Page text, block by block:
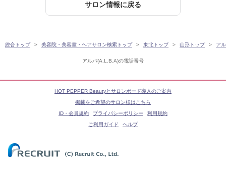
アルバ(A.L.B.A)の電話番号
サロン情報に戻る
総合トップ 美容院・美容室・ヘアサロン検索トップ 東北トップ 山形トップ ア
HOT PEPPER Beautyとサロンボード導入のご案内
掲載をご希望のサロン様はこちら
ID・会員規約
プライバシーポリシー
利用規約
ご利用ガイド
ヘルプ